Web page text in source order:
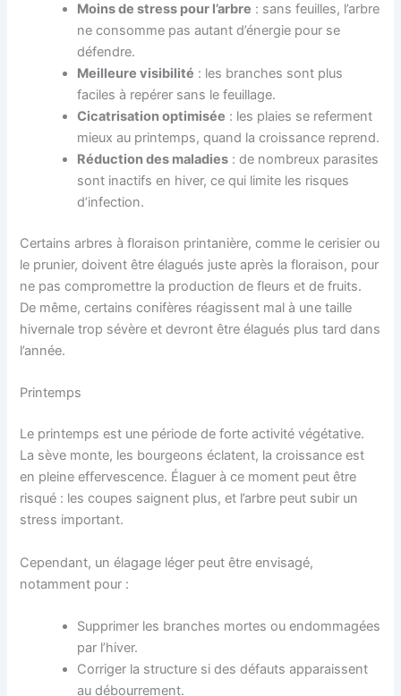
Moins de stress pour l’arbre : sans feuilles, l’arbre
ne consomme pas autant d’énergie pour se
défendre.
Meilleure visibilité : les branches sont plus
faciles à repérer sans le feuillage.
Cicatrisation optimisée : les plaies se referment
mieux au printemps, quand la croissance reprend.
Réduction des maladies : de nombreux parasites
sont inactifs en hiver, ce qui limite les risques
d’infection.
Certains arbres à floraison printanière, comme le cerisier ou
le prunier, doivent être élagués juste après la floraison, pour
ne pas compromettre la production de fleurs et de fruits.
De même, certains conifères réagissent mal à une taille
hivernale trop sévère et devront être élagués plus tard dans
l’année.
Printemps
Le printemps est une période de forte activité végétative.
La sève monte, les bourgeons éclatent, la croissance est
en pleine effervescence. Élaguer à ce moment peut être
risqué : les coupes saignent plus, et l’arbre peut subir un
stress important.
Cependant, un élagage léger peut être envisagé,
notamment pour :
Supprimer les branches mortes ou endommagées
par l’hiver.
Corriger la structure si des défauts apparaissent
au débourrement.